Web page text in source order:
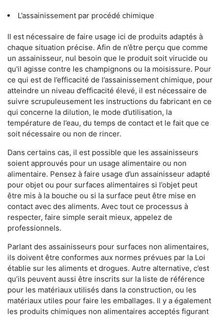
L’assainissement par procédé chimique
Il est nécessaire de faire usage ici de produits adaptés à
chaque situation précise. Afin de n’être perçu que comme
un assainisseur, nul besoin que le produit soit virucide ou
qu'il agisse contre les champignons ou la moisissure. Pour
ce qui est de l’efficacité de l’assainissement chimique, pour
atteindre un niveau d’efficacité élevé, il est nécessaire de
suivre scrupuleusement les instructions du fabricant en ce
qui concerne la dilution, le mode d’utilisation, la
température de l’eau, du temps de contact et le fait que ce
soit nécessaire ou non de rincer.
Dans certains cas, il est possible que les assainisseurs
soient approuvés pour un usage alimentaire ou non
alimentaire. Pensez à faire usage d’un assainisseur adapté
pour objet ou pour surfaces alimentaires si l’objet peut
être mis à la bouche ou si la surface peut être mise en
contact avec des aliments. Avec tout ce processus à
respecter, faire simple serait mieux, appelez de
professionnels.
Parlant des assainisseurs pour surfaces non alimentaires,
ils doivent être conformes aux normes prévues par la Loi
établie sur les aliments et drogues. Autre alternative, c’est
qu’ils peuvent aussi être inscrits sur la liste de référence
pour les matériaux utilisés dans la construction, ou les
matériaux utiles pour faire les emballages. Il y a également
les produits chimiques non alimentaires acceptés figurant